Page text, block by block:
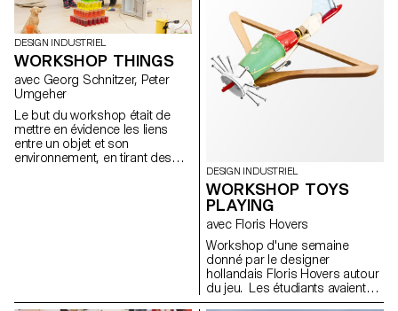
DESIGN INDUSTRIEL
WORKSHOP THINGS
avec Georg Schnitzer, Peter
Umgeher
Le but du workshop était de
mettre en évidence les liens
entre un objet et son
environnement, en tirant des
DESIGN INDUSTRIEL
WORKSHOP TOYS
PLAYING
avec Floris Hovers
Workshop d'une semaine
donné par le designer
hollandais Floris Hovers autour
du jeu. Les étudiants avaient
pour point de départ le jouet